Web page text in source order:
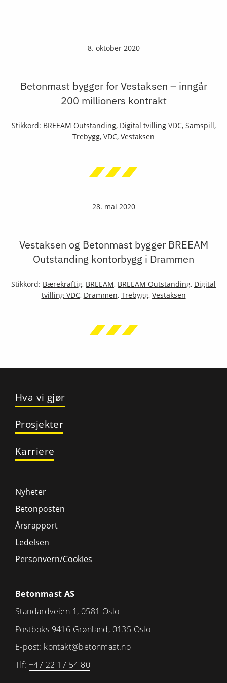
8. oktober 2020
Betonmast bygger for Vestaksen – inngår
200 millioners kontrakt
Stikkord: BREEAM Outstanding, Digital tvilling VDC, Samspill,
Trebygg, VDC, Vestaksen
28. mai 2020
Vestaksen og Betonmast bygger BREEAM
Outstanding kontorbygg i Drammen
Stikkord: Bærekraftig, BREEAM, BREEAM Outstanding, Digital
tvilling VDC, Drammen, Trebygg, Vestaksen
Hva vi gjør
Prosjekter
Karriere
Nyheter
Betonposten
Årsrapport
Ledelsen
Personvern/Cookies
Betonmast AS
Standardveien 1, 0581 Oslo
Postboks 9416 Grønland, 0135 Oslo
E-post: kontakt@betonmast.no
Tlf: +47 22 17 54 80